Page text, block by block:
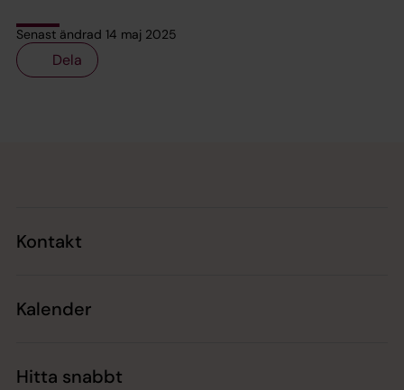
Senast ändrad 14 maj 2025
Dela
Kontakt
Kalender
Hitta snabbt